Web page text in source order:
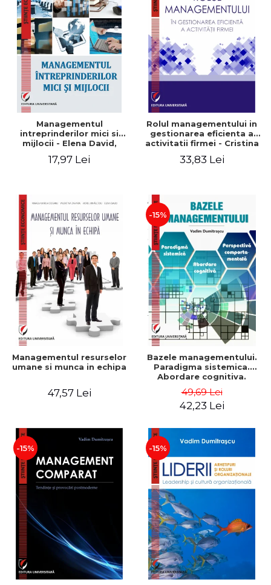
Managementul
intreprinderilor mici si
mijlocii - Elena David,
Roxana Carmen Ionescu,
17,97 Lei
Rolul managementului in
gestionarea eficienta a
activitatii firmei - Cristina
Gabriel Nastase, Mihaela-
33,83 Lei
Managementul resurselor
umane si munca in echipa
47,57 Lei
-15%
Bazele managementului.
Paradigma sistemica.
Abordare cognitiva.
comportamentala - Vadim
Dumitrascu
49,69 Lei
42,23 Lei
-15% -15%